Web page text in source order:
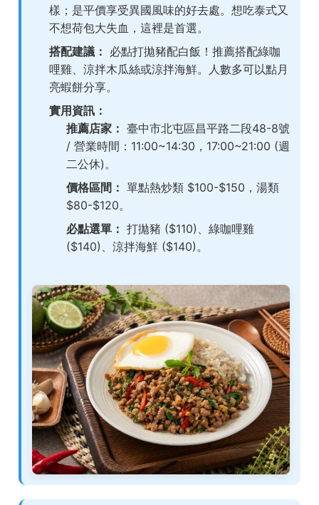
樣；是平價享受異國風味的好去處。想吃泰式又
不想荷包大失血，這裡是首選。
搭配建議： 必點打拋豬配白飯！推薦搭配綠咖
哩雞、涼拌木瓜絲或涼拌海鮮。人數多可以點月
亮蝦餅分享。
實用資訊：
推薦店家： 臺中市北屯區昌平路二段48-8號
/ 營業時間：11:00~14:30，17:00~21:00 (週
二公休)。
價格區間： 單點熱炒類 $100-$150，湯類
$80-$120。
必點選單： 打拋豬 ($110)、綠咖哩雞
($140)、涼拌海鮮 ($140)。